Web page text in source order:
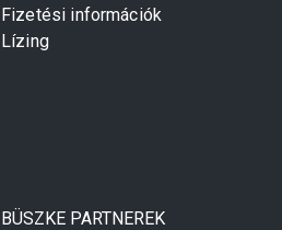
Fizetési információk
Lízing
BÜSZKE PARTNEREK